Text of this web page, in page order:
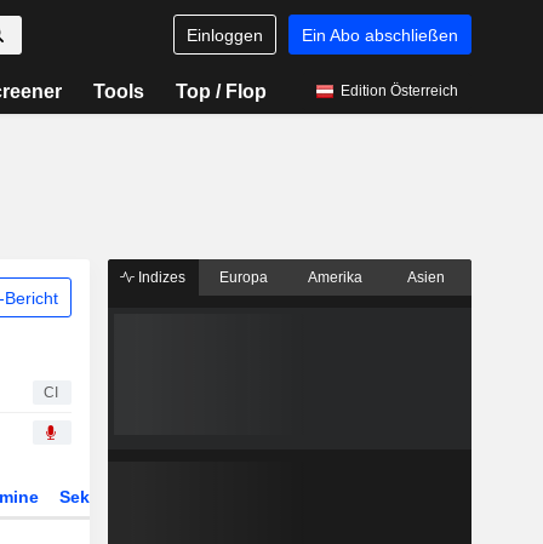
Einloggen Ein Abo abschließen
Tools Top / Flop Edition Österreich
Bericht
CI
Sektor
Indizes Europa Amerika Asien